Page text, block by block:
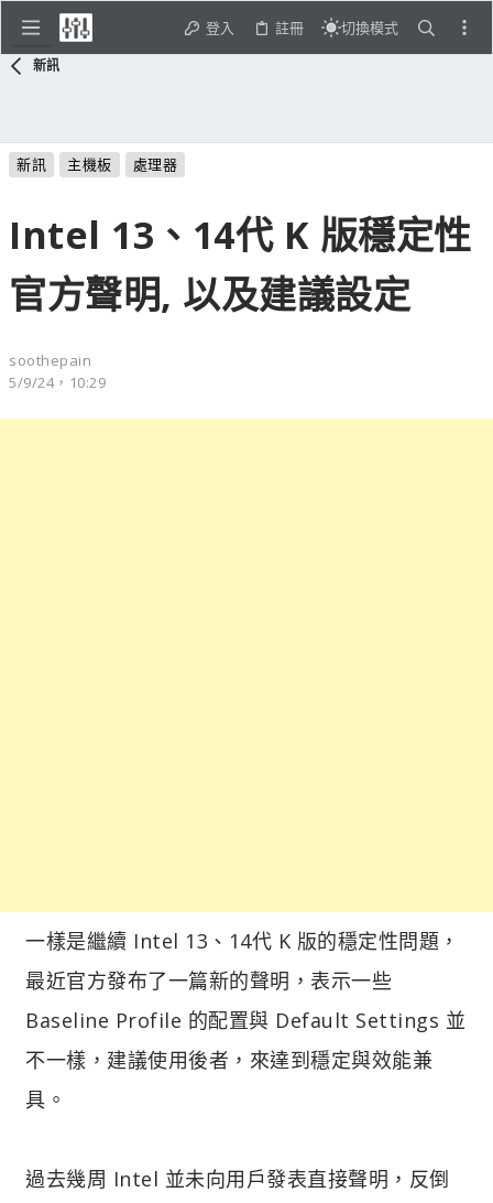
登入 註冊 切換模式
新訊
新訊 主機板 處理器
Intel 13、14代 K 版穩定性
官方聲明, 以及建議設定
soothepain
5/9/24，10:29
一樣是繼續 Intel 13、14代 K 版的穩定性問題，
最近官方發布了一篇新的聲明，表示一些
Baseline Profile 的配置與 Default Settings 並
不一樣，建議使用後者，來達到穩定與效能兼
具。
過去幾周 Intel 並未向用戶發表直接聲明，反倒